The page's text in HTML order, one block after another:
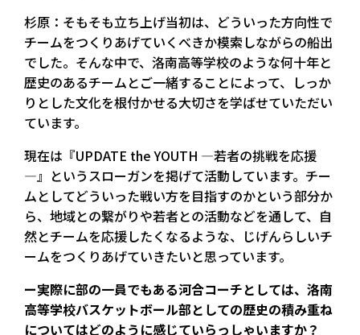
杉原：そもそも立ち上げ当初は、どういった方向性で
チームをつくりあげていくべきか模索しながらの船出
でした。そんな中で、洛南高等学校のような何十年と
歴史のあるチームとご一緒することによって、しっか
りとした文化を根付かせる大切さを学ばせていただい
ています。
現在は『UPDATE the YOUTH ―若者の挑戦を応援
―』というスローガンを掲げて活動しています。チー
ムとしてどういった戦い方を目指すのかという部分か
ら、地域との繋がりや若者との活動などを通して、自
然とチームを応援したくなるような、じげんらしいチ
ームをつくりあげていきたいと思っています。
ー実際に部の一員でもある河合コーチとしては、洛南
高等学校バスケットボール部としての歴史の積み重ね
についてはどのように感じていらっしゃいますか？